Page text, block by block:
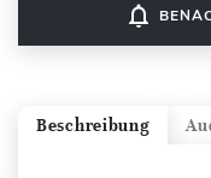
notifications_none
Beschreibung